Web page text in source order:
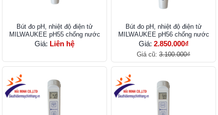
Bút đo pH, nhiệt độ điện tử
MILWAUKEE pH55 chống nước
Giá: Liên hệ
Bút đo pH, nhiệt độ điện tử
MILWAUKEE pH56 chống nước
Giá: 2.850.000₫
Giá cũ: 3.100.000₫